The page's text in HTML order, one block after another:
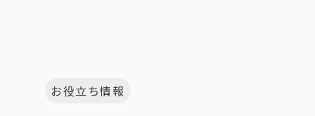
お役立ち情報